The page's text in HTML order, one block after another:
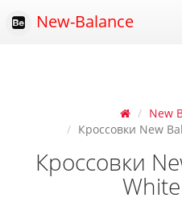
New-Balance
New
Кроссовки New
Кроссовки